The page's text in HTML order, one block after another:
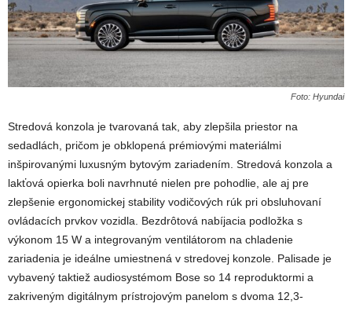
Foto: Hyundai
Stredová konzola je tvarovaná tak, aby zlepšila priestor na
sedadlách, pričom je obklopená prémiovými materiálmi
inšpirovanými luxusným bytovým zariadením. Stredová konzola a
lakťová opierka boli navrhnuté nielen pre pohodlie, ale aj pre
zlepšenie ergonomickej stability vodičových rúk pri obsluhovaní
ovládacích prvkov vozidla. Bezdrôtová nabíjacia podložka s
výkonom 15 W a integrovaným ventilátorom na chladenie
zariadenia je ideálne umiestnená v stredovej konzole. Palisade je
vybavený taktiež audiosystémom Bose so 14 reproduktormi a
zakriveným digitálnym prístrojovým panelom s dvoma 12,3-